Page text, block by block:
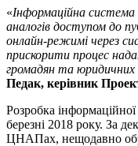
«Інформаційна система
аналогів доступом до
онлайн-режимі через
прискорити процес
громадян та юридичних
Педак, керівник
Розробка
березні 2018 року. За
ЦНАПах, нещодавно